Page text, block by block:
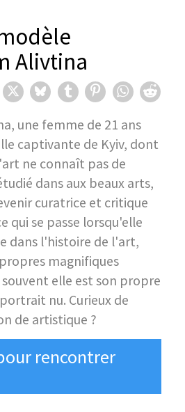
Alivtina
une femme de 21 ans
captivante de Kyiv, dont
ne connaît pas de
dans aux beaux arts,
curatrice et critique
qui se passe lorsqu'elle
dans l'histoire de l'art,
magnifiques
elle est son propre
nu. Curieux de
de artistique ?
rencontrer